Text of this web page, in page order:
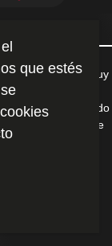
a Teletón a muy
de lucha y
cómo ha sido
hasta hoy. ¡No te
que estés